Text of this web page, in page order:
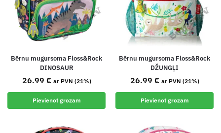
Bērnu mugursoma Floss&Rock
DINOSAUR
26.99 € ar PVN (21%)
Pievienot grozam
Bērnu mugursoma Floss&Rock
DŽUNGĻI
26.99 € ar PVN (21%)
Pievienot grozam